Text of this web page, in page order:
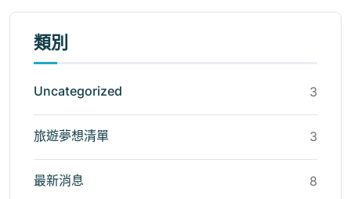
類別
Uncategorized 3
旅遊夢想清單 3
最新消息 8